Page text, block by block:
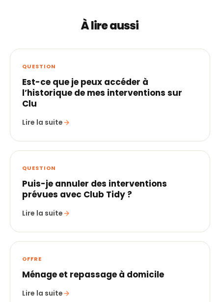
À lire aussi
QUESTION
Est-ce que je peux accéder à
l’historique de mes interventions sur
Clu
Lire la suite
QUESTION
Puis-je annuler des interventions
prévues avec Club Tidy ?
Lire la suite
OFFRE
Ménage et repassage à domicile
Lire la suite